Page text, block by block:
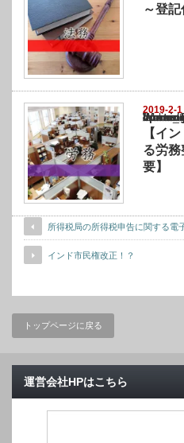
～登
2019-2-1
: Undefined
/home/netst/
on line
【イ
る労
要】
所得税局の所得税申告に関する電
インド市民権改正！？
トップページに戻る
運営会社HPはこちら